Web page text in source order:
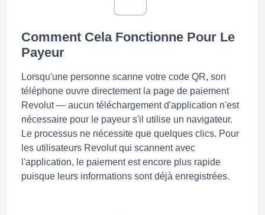
Comment Cela Fonctionne Pour Le
Payeur
Lorsqu'une personne scanne votre code QR, son
téléphone ouvre directement la page de paiement
Revolut — aucun téléchargement d'application n'est
nécessaire pour le payeur s'il utilise un navigateur.
Le processus ne nécessite que quelques clics. Pour
les utilisateurs Revolut qui scannent avec
l'application, le paiement est encore plus rapide
puisque leurs informations sont déjà enregistrées.